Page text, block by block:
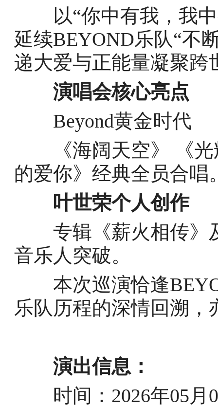
以“你中有我，我中
延续BEYOND乐队“不
递大爱与正能量凝聚跨
演唱会核心亮点
Beyond黄金时代
《海阔天空》 《光
的爱你》经典全员合唱
叶世荣个人创作
专辑《薪火相传》
音乐人突破。
本次巡演恰逢
乐队历程的深情回溯
演出信息：
时间：2026年05月